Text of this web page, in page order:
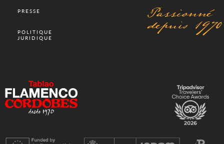
PRESSE
POLITIQUE
JURIDIQUE
Passionné
depuis 1970